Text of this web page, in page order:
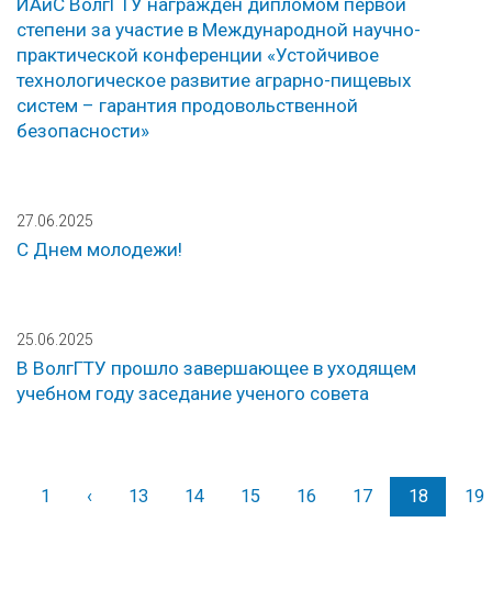
ИАиС ВолгГТУ награжден дипломом первой
степени за участие в Международной научно-
практической конференции «Устойчивое
технологическое развитие аграрно-пищевых
систем – гарантия продовольственной
безопасности»
27.06.2025
С Днем молодежи!
25.06.2025
В ВолгГТУ прошло завершающее в уходящем
учебном году заседание ученого совета
1 ‹Назад
13 14 15 16 17 18 19